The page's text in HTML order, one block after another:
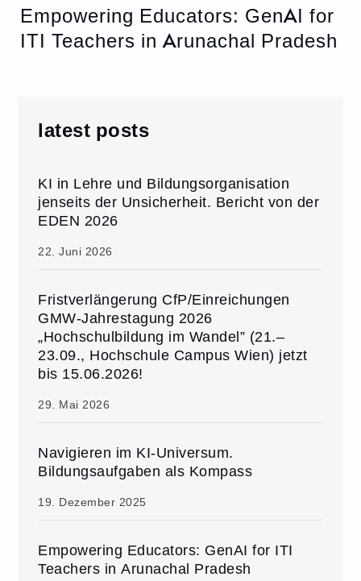
Empowering Educators: GenAI for
ITI Teachers in Arunachal Pradesh
latest posts
KI in Lehre und Bildungsorganisation
jenseits der Unsicherheit. Bericht von der
EDEN 2026
22. Juni 2026
Fristverlängerung CfP/Einreichungen
GMW-Jahrestagung 2026
„Hochschulbildung im Wandel” (21.–
23.09., Hochschule Campus Wien) jetzt
bis 15.06.2026!
29. Mai 2026
Navigieren im KI-Universum.
Bildungsaufgaben als Kompass
19. Dezember 2025
Empowering Educators: GenAI for ITI
Teachers in Arunachal Pradesh